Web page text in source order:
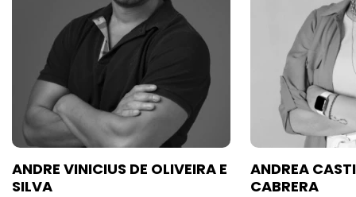
ANDRE VINICIUS DE OLIVEIRA E
SILVA
ANDREA
CABRERA